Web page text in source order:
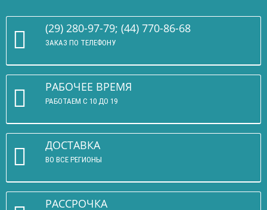
(29) 280-97-79; (44) 770-86-68
ЗАКАЗ ПО ТЕЛЕФОНУ
РАБОЧЕЕ ВРЕМЯ
РАБОТАЕМ С 10 ДО 19
ДОСТАВКА
ВО ВСЕ РЕГИОНЫ
РАССРОЧКА